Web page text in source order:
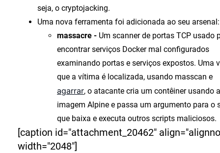
seja, o cryptojacking.
Uma nova ferramenta foi adicionada ao seu arsenal:
massacre - Um scanner de portas TCP usado
encontrar serviços Docker mal configurados
examinando portas e serviços expostos. Uma
que a vítima é localizada, usando masscan e
agarrar, o atacante cria um contêiner usando a
imagem Alpine e passa um argumento para o
que baixa e executa outros scripts maliciosos.
[caption id="attachment_20462"
width="2048"]